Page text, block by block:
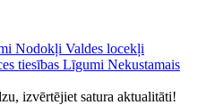
Nodokļi Valdes locekļi
tiesības Līgumi Nekustamais
izvērtējiet satura aktualitāti!